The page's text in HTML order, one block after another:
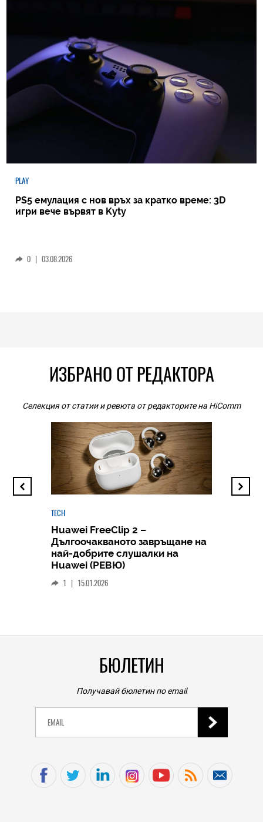
PLAY
PS5 емулация с нов връх за кратко време: 3D
игри вече вървят в Kyty
0 | 03.08.2026
ИЗБРАНО ОТ РЕДАКТОРА
Селекция от статии и ревюта от редакторите на HiComm
TECH
Huawei FreeClip 2 –
Дългоочакваното завръщане на
най-добрите слушалки на
Huawei (РЕВЮ)
1 | 15.01.2026
БЮЛЕТИН
Получавай бюлетин по email